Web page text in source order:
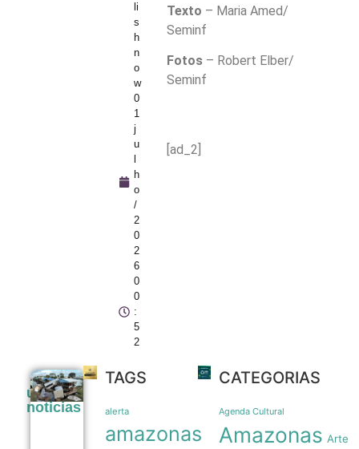
li
s
h
n
o
w
0
1
j
u
h
o
/
2
0
2
6
0
0
:
5
2
Texto – Maria Amed/
Seminf
Fotos– Robert Elber/
Seminf
[ad_2]
últimas
noticias
Tubarões
como
móveis
TAGS
alerta
amazonas
CATEGORIAS
Agenda Cultural
Amazonas Arte